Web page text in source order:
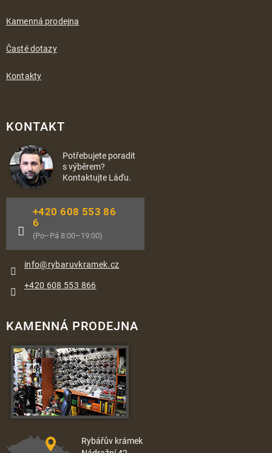
Kamenná prodejna
Časté dotazy
Kontakty
KONTAKT
Potřebujete poradit
s výběrem?
Kontaktujte Láďu.
info@rybaruvkramek.cz
+420 608 553 86
6
(Po–Pá 8:00–19:00)
+420 608 553 866
KAMENNÁ PRODEJNA
Rybářův krámek